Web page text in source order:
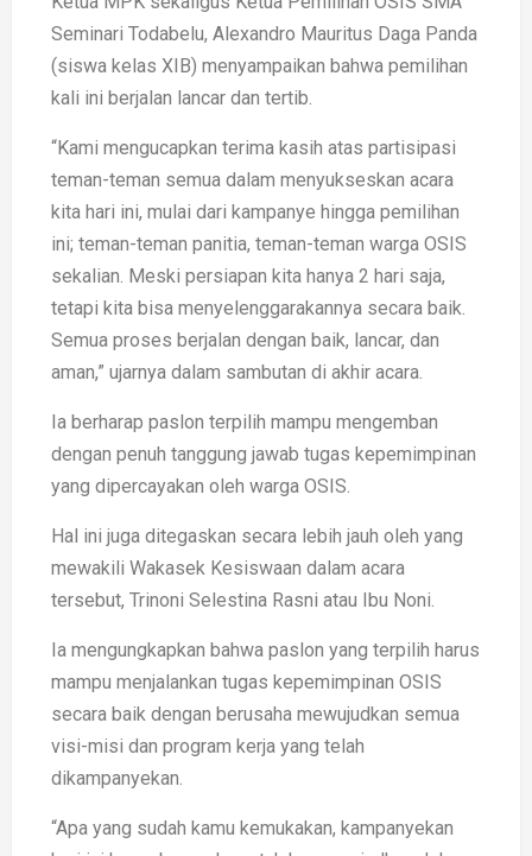
Seminari Todabelu, Alexandro Mauritus Daga Panda
(siswa kelas XIB) menyampaikan bahwa pemilihan
kali ini berjalan lancar dan tertib.
“Kami mengucapkan terima kasih atas partisipasi
teman-teman semua dalam menyukseskan acara
kita hari ini, mulai dari kampanye hingga pemilihan
ini; teman-teman panitia, teman-teman warga OSIS
sekalian. Meski persiapan kita hanya 2 hari saja,
tetapi kita bisa menyelenggarakannya secara baik.
Semua proses berjalan dengan baik, lancar, dan
aman,” ujarnya dalam sambutan di akhir acara.
Ia berharap paslon terpilih mampu mengemban
dengan penuh tanggung jawab tugas kepemimpinan
yang dipercayakan oleh warga OSIS.
Hal ini juga ditegaskan secara lebih jauh oleh yang
mewakili Wakasek Kesiswaan dalam acara
tersebut, Trinoni Selestina Rasni atau Ibu Noni.
Ia mengungkapkan bahwa paslon yang terpilih harus
mampu menjalankan tugas kepemimpinan OSIS
secara baik dengan berusaha mewujudkan semua
visi-misi dan program kerja yang telah
dikampanyekan.
“Apa yang sudah kamu kemukakan, kampanyekan